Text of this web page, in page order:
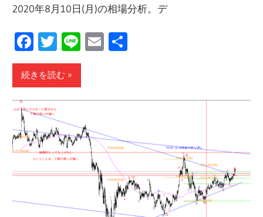
2020年8月10日(月)の相場分析。デ
Facebook
Twitter
LineEmail
続きを読む